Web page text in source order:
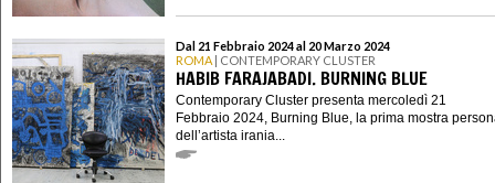
Dal 21 Febbraio 2024 al 20 Marzo 2024
ROMA | CONTEMPORARY CLUSTER
HABIB FARAJABADI. BURNING BLUE
Contemporary Cluster presenta mercoledì 21
Febbraio 2024, Burning Blue, la prima mostra
dell’artista irania...